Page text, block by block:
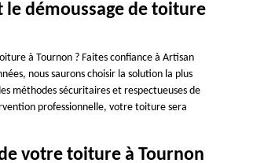
démoussage de toiture
à Tournon ? Faites confiance à Artisan
nous saurons choisir la solution la plus
méthodes sécuritaires et respectueuses de
professionnelle, votre toiture sera
votre toiture à Tournon